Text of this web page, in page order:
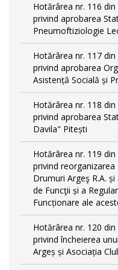
Hotărârea nr. 116
privind aprobarea
Pneumoftiziologie
Hotărârea nr. 117
privind aprobarea
Asistență Socială și
Hotărârea nr. 118
privind aprobarea
Davila" Pitești
Hotărârea nr. 119
privind
Drumuri Argeş R.A.
de Funcţii și a
Funcționare ale
Hotărârea nr. 120
privind încheierea
Argeș și Asociația